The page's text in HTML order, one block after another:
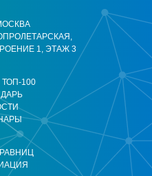
100
1, ЭТАЖ 3